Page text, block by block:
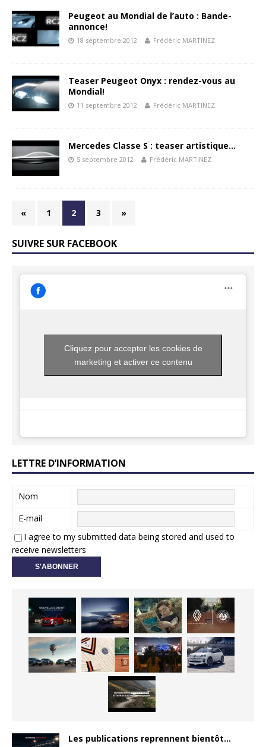
Peugeot au Mondial de l’auto : Bande-
annonce!
18 septembre 2012 Frédéric MARTINEZ
Teaser Peugeot Onyx : rendez-vous au
Mondial!
11 septembre 2012 Frédéric MARTINEZ
Mercedes Classe S : teaser artistique…
5 septembre 2012 Frédéric MARTINEZ
« 1 2 3 »
SUIVRE SUR FACEBOOK
Cliquez pour accepter les cookies de
marketing et activer ce contenu
LETTRE D’INFORMATION
Nom
E-mail
I agree to my submitted data being stored and used to
receive newsletters
Les publications reprennent bientôt…